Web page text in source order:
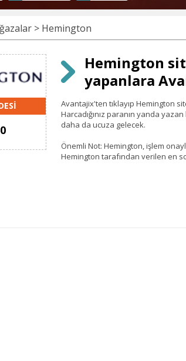
> Hemington
Hemington
yapanlara
Avantajix'ten tıklayıp Hemington
Harcadığınız paranın yanda
daha da ucuza gelecek.
Önemli Not: Hemington, işlem
Hemington tarafından verilen en